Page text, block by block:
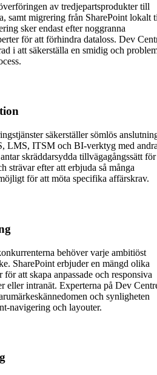
av tredjepartsprodukter till
samt migrering från SharePoint lokalt
sker endast efter noggranna
för att förhindra dataloss. Dev
i att säkerställa en smidig och
säkerställer sömlös
LMS, ITSM och BI-verktyg med
skräddarsydda tillvägagångssätt för
strävar efter att erbjuda så många
för att möta specifika affärskrav.
behöver varje ambitiöst
SharePoint erbjuder en mängd olika
att skapa anpassade och responsiva
eller intranät. Experterna på Dev
och synligheten
navigering och layouter.